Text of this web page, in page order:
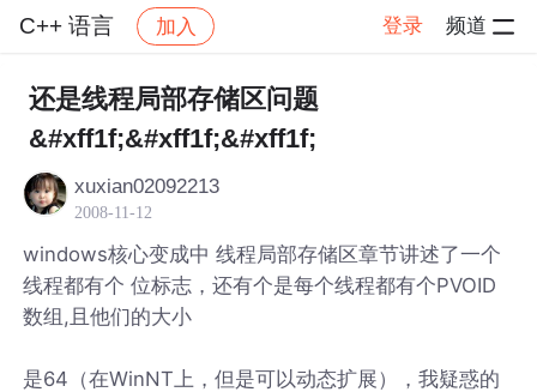
C++ 语言 加入 登录 频道
社区 C++ 语言 帖子详情
还是线程局部存储区问题
&#xff1f;&#xff1f;&#xff1f;
xuxian02092213
2008-11-12
windows核心变成中 线程局部存储区章节讲述了一个
线程都有个 位标志，还有个是每个线程都有个PVOID
数组,且他们的大小
是64（在WinNT上，但是可以动态扩展），我疑惑的